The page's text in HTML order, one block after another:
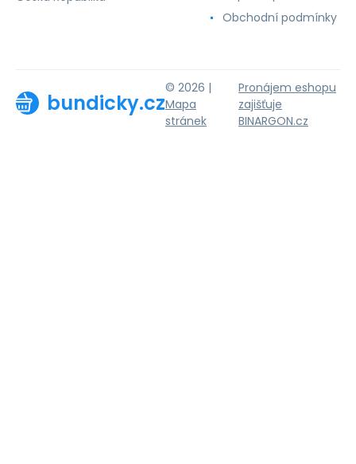
Obchodní podmínky
bundicky.cz
© 2026 |
Mapa
stránek
Pronájem eshopu
zajišťuje
BINARGON.cz